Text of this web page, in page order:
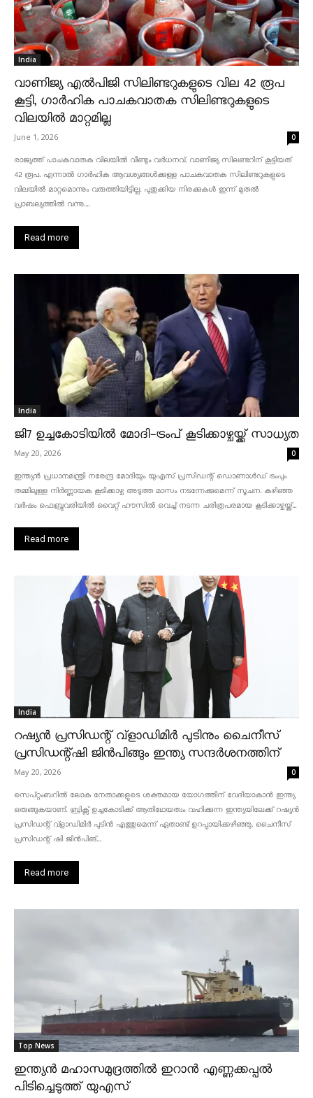
India
വാണിജ്യ എൽപിജി സിലിണ്ടറുകളുടെ വില 42 രൂപ
കൂട്ടി, ഗാർഹിക പാചകവാതക സിലിണ്ടറുകളുടെ
വിലയിൽ മാറ്റമില്ല
June 1, 2026 0
രാജ്യത്ത് പാചകവാതക വിലയിൽ വീണ്ടും വർധനവ്. വാണിജ്യ സിലണ്ടറിന് കൂട്ടിയത്
42 രൂപ. എന്നാൽ ഗാർഹിക ആവശ്യങ്ങൾക്കുള്ള പാചകവാതക സിലിണ്ടറുകളുടെ
വിലയിൽ മാറ്റമൊന്നും വരുത്തിയിട്ടില്ല. പുതുക്കിയ നിരക്കുകൾ ഇന്ന് മുതൽ
പ്രാബല്യത്തിൽ വന്നു....
Read more
India
ജി7 ഉച്ചകോടിയിൽ മോദി-ട്രംപ് കൂടിക്കാഴ്ചയ്ക്ക് സാധ്യത
May 20, 2026 0
ഇന്ത്യൻ പ്രധാനമന്ത്രി നരേന്ദ്ര മോദിയും യുഎസ് പ്രസിഡന്റ് ഡൊണാൾഡ് ട്രംപും
തമ്മിലുള്ള നിർണ്ണായക കൂടിക്കാഴ്ച അടുത്ത മാസം നടന്നേക്കുമെന്ന് സൂചന. കഴിഞ്ഞ
വർഷം ഫെബ്രുവരിയിൽ വൈറ്റ് ഹൗസിൽ വെച്ച് നടന്ന ചരിത്രപരമായ കൂടിക്കാഴ്ചയ്ക്ക്...
Read more
India
റഷ്യൻ പ്രസിഡന്റ് വ്‌ളാഡിമിർ പുടിനും ചൈനീസ്
പ്രസിഡന്റ്ഷി ജിൻപിങ്ങും ഇന്ത്യ സന്ദർശനത്തിന്
May 20, 2026 0
സെപ്റ്റംബറിൽ ലോക നേതാക്കളുടെ ശക്തമായ യോഗത്തിന് വേദിയാകാൻ ഇന്ത്യ
ഒരുങ്ങുകയാണ്. ബ്രിക്സ് ഉച്ചകോടിക്ക് ആതിഥേയത്വം വഹിക്കുന്ന ഇന്ത്യയിലേക്ക് റഷ്യൻ
പ്രസിഡന്റ് വ്‌ളാഡിമിർ പുടിൻ എത്തുമെന്ന് ഏതാണ്ട് ഉറപ്പായിക്കഴിഞ്ഞു. ചൈനീസ്
പ്രസിഡന്റ് ഷി ജിൻപിങ്...
Read more
Top News
ഇന്ത്യൻ മഹാസമുദ്രത്തിൽ ഇറാൻ എണ്ണക്കപ്പൽ
പിടിച്ചെടുത്ത് യുഎസ്